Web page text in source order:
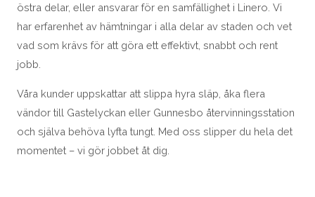
östra delar, eller ansvarar för en samfällighet i Linero. Vi
har erfarenhet av hämtningar i alla delar av staden och vet
vad som krävs för att göra ett effektivt, snabbt och rent
jobb.
Våra kunder uppskattar att slippa hyra släp, åka flera
vändor till Gastelyckan eller Gunnesbo återvinningsstation
och själva behöva lyfta tungt. Med oss slipper du hela det
momentet – vi gör jobbet åt dig.